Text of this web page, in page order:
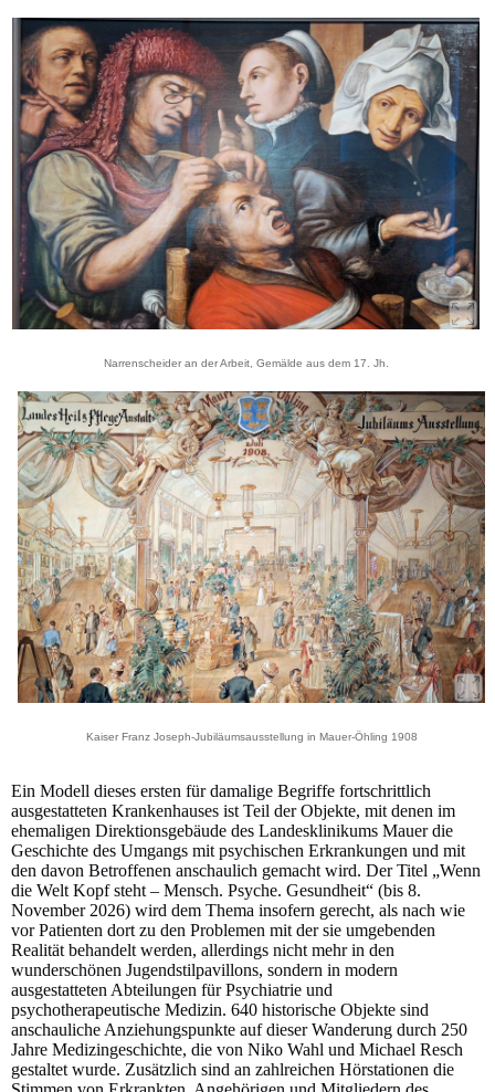
Narrenscheider an der Arbeit, Gemälde aus dem 17. Jh.
Kaiser Franz Joseph-Jubiläumsausstellung in Mauer-Öhling 1908
Ein Modell dieses ersten für damalige Begriffe fortschrittlich
ausgestatteten Krankenhauses ist Teil der Objekte, mit denen im
ehemaligen Direktionsgebäude des Landesklinikums Mauer die
Geschichte des Umgangs mit psychischen Erkrankungen und mit
den davon Betroffenen anschaulich gemacht wird. Der Titel „Wenn
die Welt Kopf steht – Mensch. Psyche. Gesundheit“ (bis 8.
November 2026) wird dem Thema insofern gerecht, als nach wie
vor Patienten dort zu den Problemen mit der sie umgebenden
Realität behandelt werden, allerdings nicht mehr in den
wunderschönen Jugendstilpavillons, sondern in modern
ausgestatteten Abteilungen für Psychiatrie und
psychotherapeutische Medizin. 640 historische Objekte sind
anschauliche Anziehungspunkte auf dieser Wanderung durch 250
Jahre Medizingeschichte, die von Niko Wahl und Michael Resch
gestaltet wurde. Zusätzlich sind an zahlreichen Hörstationen die